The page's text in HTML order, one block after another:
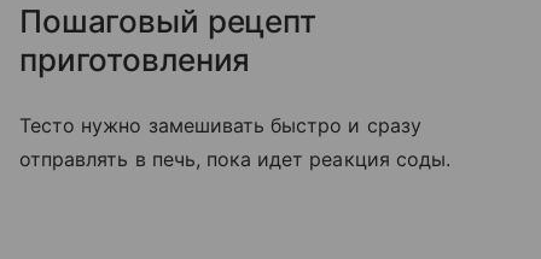
Пошаговый рецепт
приготовления
Тесто нужно замешивать быстро и сразу
отправлять в печь, пока идет реакция соды.